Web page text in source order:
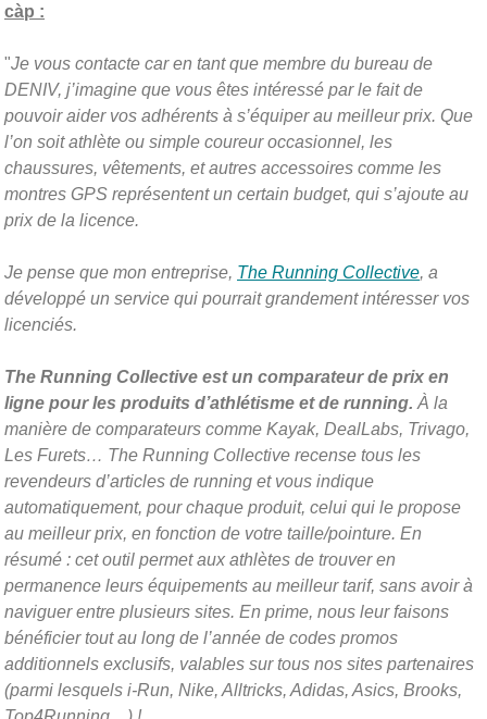
càp :
"Je vous contacte car en tant que membre du bureau de
DENIV, j’imagine que vous êtes intéressé par le fait de
pouvoir aider vos adhérents à s’équiper au meilleur prix. Que
l’on soit athlète ou simple coureur occasionnel, les
chaussures, vêtements, et autres accessoires comme les
montres GPS représentent un certain budget, qui s’ajoute au
prix de la licence.
Je pense que mon entreprise, The Running Collective, a
développé un service qui pourrait grandement intéresser vos
licenciés.
The Running Collective est un comparateur de prix en
ligne pour les produits d’athlétisme et de running. À la
manière de comparateurs comme Kayak, DealLabs, Trivago,
Les Furets… The Running Collective recense tous les
revendeurs d’articles de running et vous indique
automatiquement, pour chaque produit, celui qui le propose
au meilleur prix, en fonction de votre taille/pointure. En
résumé : cet outil permet aux athlètes de trouver en
permanence leurs équipements au meilleur tarif, sans avoir à
naviguer entre plusieurs sites. En prime, nous leur faisons
bénéficier tout au long de l’année de codes promos
additionnels exclusifs, valables sur tous nos sites partenaires
(parmi lesquels i-Run, Nike, Alltricks, Adidas, Asics, Brooks,